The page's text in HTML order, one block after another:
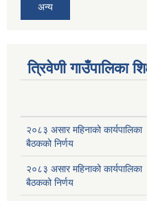
अन्य
त्रिवेणी गाउँपालिका
२०८३ असार महिनाको कार्यपालिका
बैठकको निर्णय
२०८३ असार महिनाको कार्यपालिका
बैठकको निर्णय